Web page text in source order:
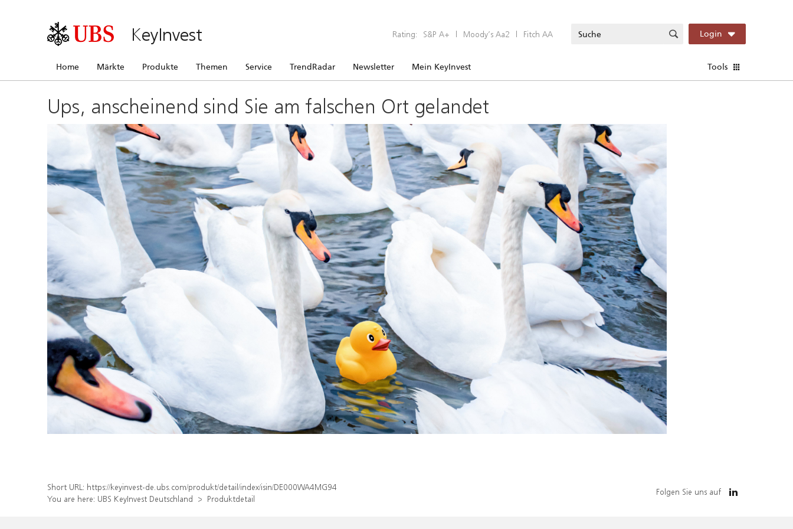
KeyInvest Rating: S&P A+ | Moody’s Aa2 | Fitch AA Login
Home Märkte Produkte Themen Service TrendRadar Newsletter Mein KeyInvest Tools
Ups, anscheinend sind Sie am falschen Ort gelandet
Short URL: https://keyinvest-de.ubs.com/produkt/detail/index/isin/DE000WA4MG94
You are here: UBS KeyInvest Deutschland Produktdetail
Folgen Sie uns auf